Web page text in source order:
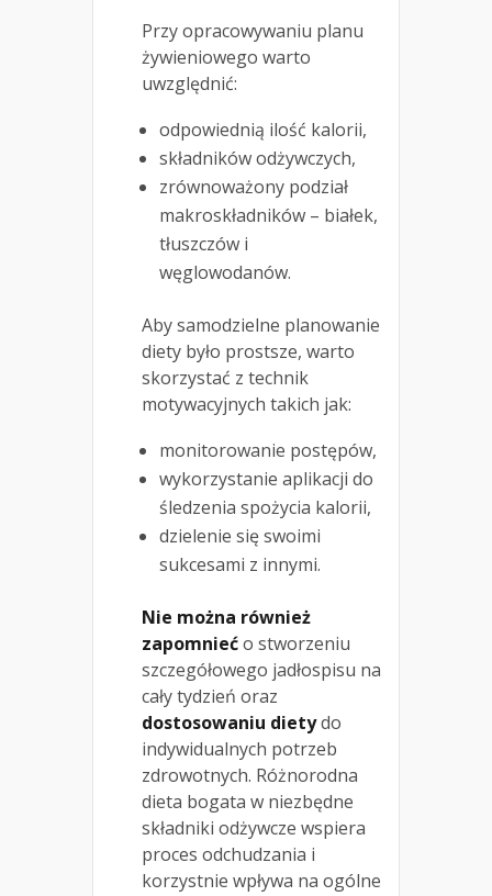
Przy opracowywaniu planu
żywieniowego warto
uwzględnić:
odpowiednią ilość kalorii,
składników odżywczych,
zrównoważony podział
makroskładników – białek,
tłuszczów i
węglowodanów.
Aby samodzielne planowanie
diety było prostsze, warto
skorzystać z technik
motywacyjnych takich jak:
monitorowanie postępów,
wykorzystanie aplikacji do
śledzenia spożycia kalorii,
dzielenie się swoimi
sukcesami z innymi.
Nie można również
zapomniećo stworzeniu
szczegółowego jadłospisu na
cały tydzień oraz
dostosowaniu dietydo
indywidualnych potrzeb
zdrowotnych. Różnorodna
dieta bogata w niezbędne
składniki odżywcze wspiera
proces odchudzania i
korzystnie wpływa na ogólne